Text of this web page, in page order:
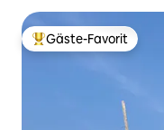
Beliebter Gäste-Favorit.
Gäste-Favorit